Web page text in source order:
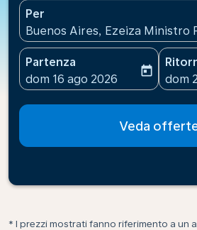
Per
Buenos Aires, Ezeiza Ministro
Partenza
fc-booking-departure-date-
dom 16 ago 2026
today
fc-
dom
Veda
* I prezzi mostrati fanno riferimento a un